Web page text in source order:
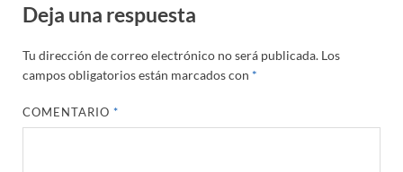
Deja una respuesta
Tu dirección de correo electrónico no será publicada. Los
campos obligatorios están marcados con *
COMENTARIO*